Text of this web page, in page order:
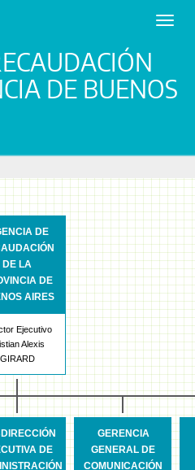
DE BUENOS
DE
DE LA
DE
AIRES
Ejecutivo
Alexis
GIRARD
DE
GERENCIA
GENERAL DE
COMUNICACIÓN